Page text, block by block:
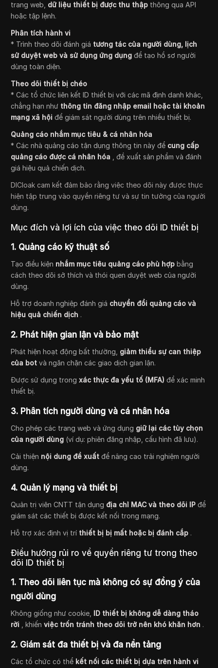
trang web, dữ liệu thiết bị được thu thập thông qua API
hoặc tập lệnh.
Phân tích hành vi
* Trình theo dõi đánh giá tương tác của người dùng, lịch
sử duyệt web và sử dụng ứng dụngđể tạo hồ sơ người
dùng toàn diện.
Theo dõi thiết bị chéo
* Các tổ chức liên kết ID thiết bị với các mã định danh khác,
chẳng hạn như thông tin đăng nhập email hoặc tài khoản
mạng xã hộiđể giám sát người dùng trên nhiều thiết bị.
Quảng cáo nhắm mục tiêu & cá nhân hóa
* Các nhà quảng cáo tận dụng thông tin này để cung cấp
quảng cáo được cá nhân hóa
, đề xuất sản phẩm và đánh
giá hiệu quả chiến dịch.
DICloak cam kết đảm bảo rằng việc theo dõi này được thực
hiện tập trung vào quyền riêng tư và sự tin tưởng của người
dùng.
Mục đích và lợi ích của việc theo dõi ID thiết bị
1. Quảng cáo kỹ thuật số
Tạo điều kiện nhắm mục tiêu quảng cáo phù hợpbằng
cách theo dõi sở thích và thói quen duyệt web của người
dùng.
Hỗ trợ doanh nghiệp đánh giá chuyển đổi quảng cáo và
hiệu quả chiến dịch .
2. Phát hiện gian lận và bảo mật
Phát hiện hoạt động bất thường, giảm thiểu sự can thiệp
của botvà ngăn chặn các giao dịch gian lận.
Được sử dụng trongxác thực đa yếu tố (MFA)để xác minh
thiết bị.
3. Phân tích người dùng và cá nhân hóa
Cho phép các trang web và ứng dụng giữ lại các tùy chọn
của người dùng (ví dụ: phiên đăng nhập, cấu hình đã lưu).
Cải thiện nội dung đề xuấtđể nâng cao trải nghiệm người
dùng.
4. Quản lý mạng và thiết bị
Quản trị viên CNTT tận dụng địa chỉ MAC và theo dõi IPđể
giám sát các thiết bị được kết nối trong mạng.
Hỗ trợ xác định vị trí thiết bị bị mất hoặc bị đánh cắp .
Điều hướng rủi ro về quyền riêng tư trong theo
dõi ID thiết bị
1. Theo dõi liên tục mà không có sự đồng ý của
người dùng
Không giống như cookie, ID thiết bị không dễ dàng tháo
rời
, khiếnviệc trốn tránh theo dõi trở nên khó khăn hơn .
2. Giám sát đa thiết bị và đa nền tảng
Các tổ chức có thể kết nối các thiết bị dựa trên hành vi